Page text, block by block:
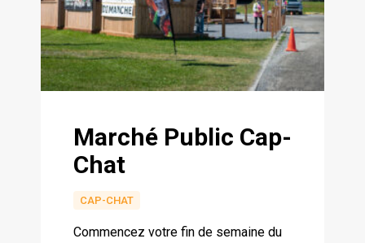
Marché Public Cap-
Chat
CAP-CHAT
Commencez votre fin de semaine du